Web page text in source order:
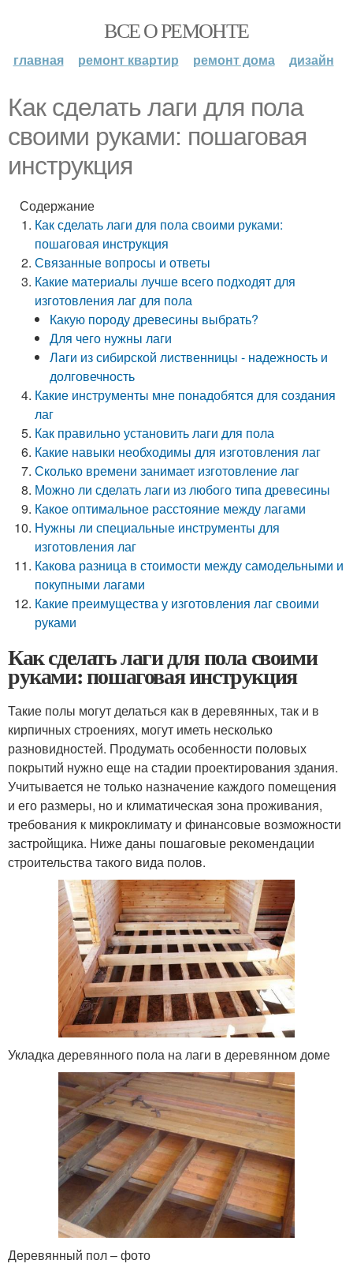
ВСЕ О РЕМОНТЕ
главная ремонт квартир ремонт дома дизайн
Как сделать лаги для пола
своими руками: пошаговая
инструкция
Содержание
Как сделать лаги для пола своими руками:
пошаговая инструкция
Связанные вопросы и ответы
Какие материалы лучше всего подходят для
изготовления лаг для пола
Какую породу древесины выбрать?
Для чего нужны лаги
Лаги из сибирской лиственницы - надежность и
долговечность
Какие инструменты мне понадобятся для создания
лаг
Как правильно установить лаги для пола
Какие навыки необходимы для изготовления лаг
Сколько времени занимает изготовление лаг
Можно ли сделать лаги из любого типа древесины
Какое оптимальное расстояние между лагами
Нужны ли специальные инструменты для
изготовления лаг
Какова разница в стоимости между самодельными и
покупными лагами
Какие преимущества у изготовления лаг своими
руками
Как сделать лаги для пола своими
руками: пошаговая инструкция
Такие полы могут делаться как в деревянных, так и в
кирпичных строениях, могут иметь несколько
разновидностей. Продумать особенности половых
покрытий нужно еще на стадии проектирования здания.
Учитывается не только назначение каждого помещения
и его размеры, но и климатическая зона проживания,
требования к микроклимату и финансовые возможности
застройщика. Ниже даны пошаговые рекомендации
строительства такого вида полов.
Укладка деревянного пола на лаги в деревянном доме
Деревянный пол – фото